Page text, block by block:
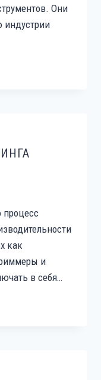
Они
индустрии
процесс
как
и
в себя…